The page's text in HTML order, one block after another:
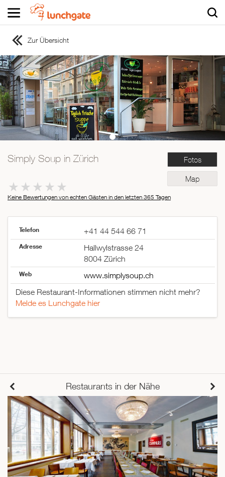
ZUR STARTSEITE
ZUR RESTAURANTSUCHE
Asiatisch
Italienisch
Französisch
Traditionell
Mexikanisch
Zur Übersicht
Fotos
Map
Simply Soup in Zürich
Keine Bewertungen von echten Gästen in den letzten 365 Tagen
Telefon +41 44 544 66 71
Adresse
Hallwylstrasse 24
8004 Zürich
Web
www.simplysoup.ch
Diese Restaurant-Informationen stimmen nicht mehr?
Melde es Lunchgate hier
Restaurants in der Nähe